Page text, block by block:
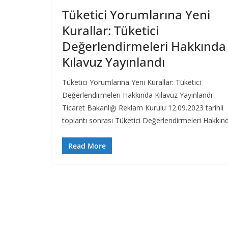
Tüketici Yorumlarına Yeni
Kurallar: Tüketici
Değerlendirmeleri Hakkında
Kılavuz Yayınlandı
Tüketici Yorumlarına Yeni Kurallar: Tüketici
Değerlendirmeleri Hakkında Kılavuz Yayınlandı
Ticaret Bakanlığı Reklam Kurulu 12.09.2023 tarihli
toplantı sonrası Tüketici Değerlendirmeleri
Read More